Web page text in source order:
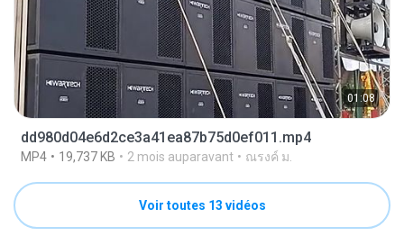
01:08
dd980d04e6d2ce3a41ea87b75d0ef011.mp4
MP4 19,737 KB 2 mois auparavant ณรงค์ ม.
Voir toutes 13 vidéos